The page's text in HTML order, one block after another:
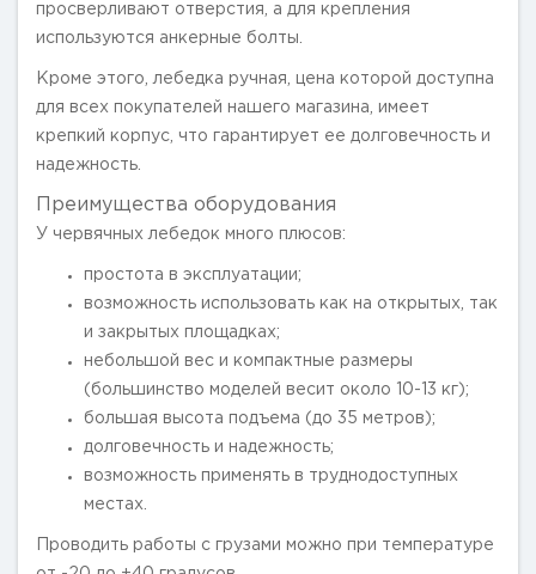
просверливают отверстия, а для крепления
используются анкерные болты.
Кроме этого, лебедка ручная, цена которой доступна
для всех покупателей нашего магазина, имеет
крепкий корпус, что гарантирует ее долговечность и
надежность.
Преимущества оборудования
У червячных лебедок много плюсов:
простота в эксплуатации;
возможность использовать как на открытых, так
и закрытых площадках;
небольшой вес и компактные размеры
(большинство моделей весит около 10-13 кг);
большая высота подъема (до 35 метров);
долговечность и надежность;
возможность применять в труднодоступных
местах.
Проводить работы с грузами можно при температуре